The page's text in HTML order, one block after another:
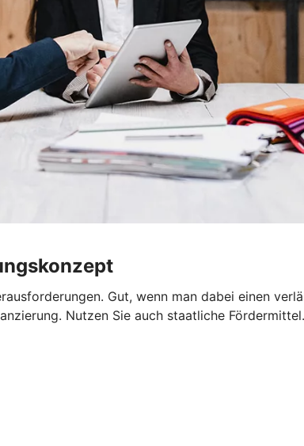
Gut, wenn man dabei einen
Nutzen Sie auch staatliche Fördermittel.